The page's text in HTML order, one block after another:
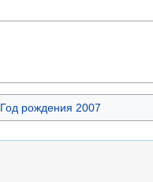
Год рождения 2007